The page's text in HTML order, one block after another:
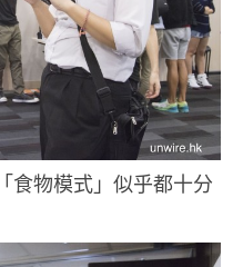
物模式」似乎都十分